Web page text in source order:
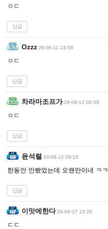
ㅇㄷ
답글
Ozzz 26-06-11 23:58
ㅇㄷ
답글
차라마조프가 26-06-12 06:58
ㅇㄷ
답글
윤석렬 26-06-12 09:16
한동안 안봤었는데 오랜만이네 ㅋㅋ
답글
이맛에한다 26-06-17 10:20
ㄷㄷ